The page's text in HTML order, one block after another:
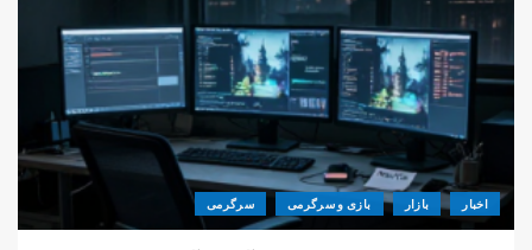
اخبار بازار بازی و سرگرمی سرگرمی